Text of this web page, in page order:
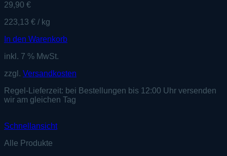
29,90 €
223,13 € / kg
In den Warenkorb
inkl. 7 % MwSt.
zzgl. Versandkosten
Regel-Lieferzeit: bei Bestellungen bis 12:00 Uhr versenden
wir am gleichen Tag
Schnellansicht
Alle Produkte